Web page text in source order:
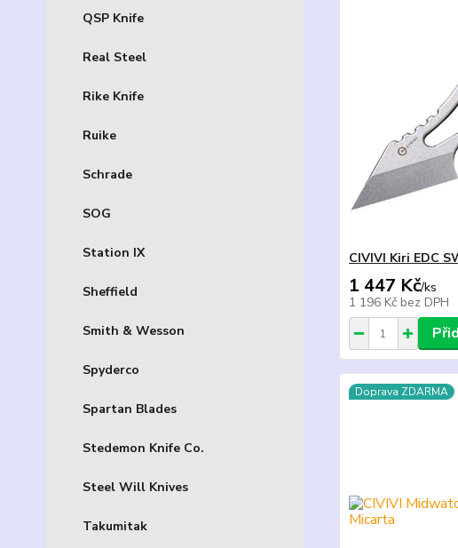
QSP Knife
Real Steel
Rike Knife
Ruike
Schrade
SOG
Station IX
Sheffield
Smith & Wesson
Spyderco
Spartan Blades
Stedemon Knife Co.
Steel Will Knives
Takumitak
CIVIVI Kiri EDC
1 447 Kč/ks
1 196 Kč bez DPH
Doprava ZDARMA